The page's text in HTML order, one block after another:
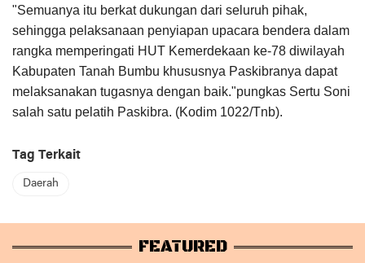
"Semuanya itu berkat dukungan dari seluruh pihak,
sehingga pelaksanaan penyiapan upacara bendera dalam
rangka memperingati HUT Kemerdekaan ke-78 diwilayah
Kabupaten Tanah Bumbu khususnya Paskibranya dapat
melaksanakan tugasnya dengan baik."pungkas Sertu Soni
salah satu pelatih Paskibra. (Kodim 1022/Tnb).
Tag Terkait
Daerah
FEATURED